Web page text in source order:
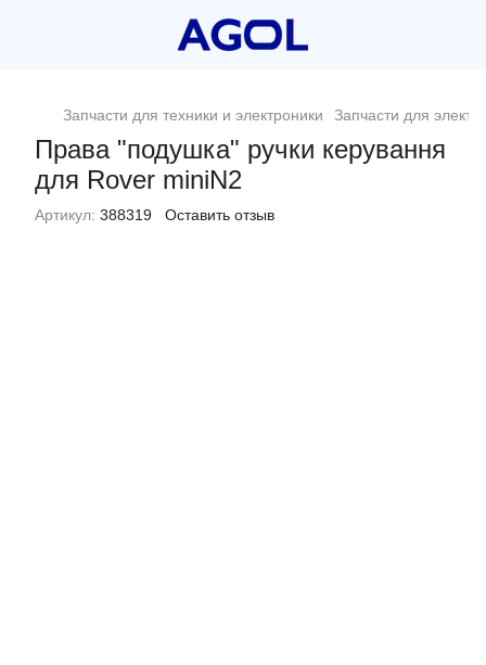
Запчасти для техники и электроники Запчасти для
Права "подушка" ручки керування
для Rover miniN2
Артикул: 388319 Оставить отзыв